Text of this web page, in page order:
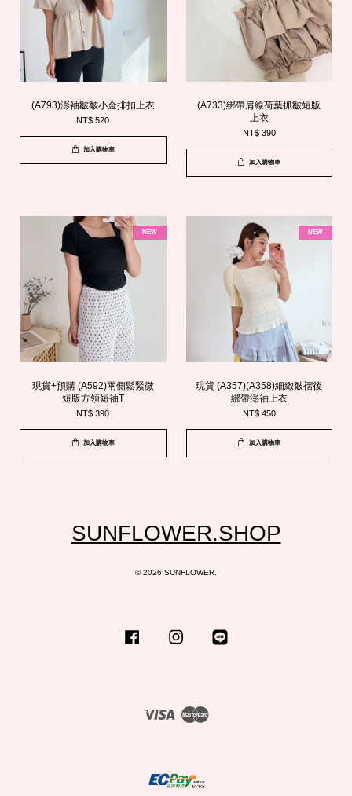
(A793)澎袖皺皺小金排扣上衣
NT$ 520
加入購物車
(A733)綁帶肩線荷葉抓皺短版
上衣
NT$ 390
加入購物車
NEW
現貨+預購 (A592)兩側鬆緊微
短版方領短袖T
NT$ 390
加入購物車
NEW
現貨 (A357)(A358)細緻皺褶後
綁帶澎袖上衣
NT$ 450
加入購物車
SUNFLOWER.SHOP
© 2026 SUNFLOWER.
Facebook Instagram
Visa